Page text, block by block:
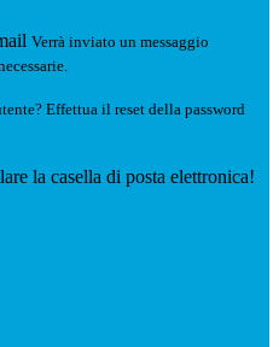
Verrà inviato un messaggio
Effettua il reset della password
la casella di posta elettronica!